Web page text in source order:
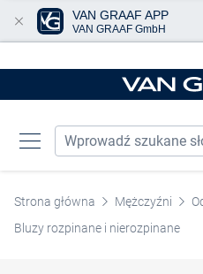
Strona główna Mężczyźni
Bluzy rozpinane i nierozpinane
VAN GRAAF APP
VAN GRAAF GmbH